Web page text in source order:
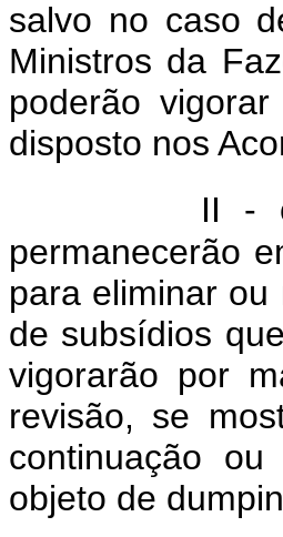
salvo no caso
Ministros da
poderão
disposto nos
II -
permanecerão
para eliminar
de subsídios
vigorarão por
revisão, se
continuação
objeto de